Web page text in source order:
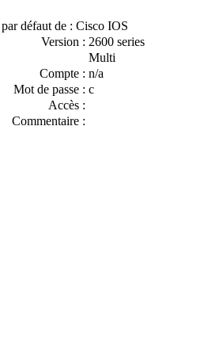
défaut de : Cisco IOS
Version : 2600 series
Multi
Compte : n/a
Mot de passe : c
Accès :
Commentaire :